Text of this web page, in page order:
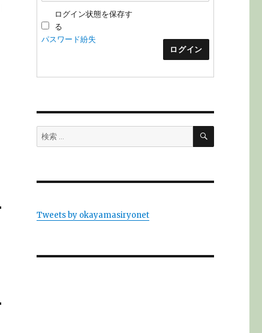
ログイン状態を保存す
る
ログイン
パスワード紛失
検
索:
検
Tweets by okayamasiryonet